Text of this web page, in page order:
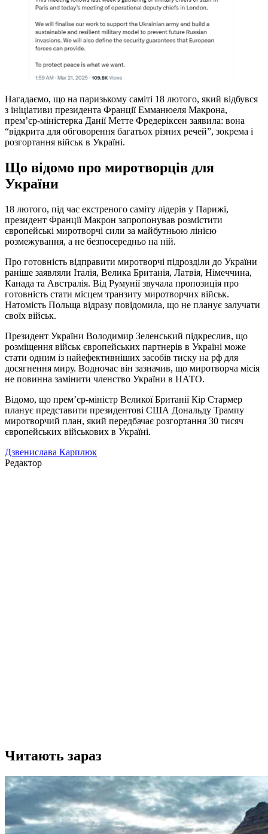
Нагадаємо, що на паризькому саміті 18 лютого, який відбувся
з ініціативи президента Франції Емманюеля Макрона,
прем’єр-міністерка Данії Метте Фредеріксен заявила: вона
“відкрита для обговорення багатьох різних речей”, зокрема і
розгортання військ в Україні.
Що відомо про миротворців для
України
18 лютого, під час екстреного саміту лідерів у Парижі,
президент Франції Макрон запропонував розмістити
європейські миротворчі сили за майбутньою лінією
розмежування, а не безпосередньо на ній.
Про готовність відправити миротворчі підрозділи до України
раніше заявляли Італія, Велика Британія, Латвія, Німеччина,
Канада та Австралія. Від Румунії звучала пропозиція про
готовність стати місцем транзиту миротворчих військ.
Натомість Польща відразу повідомила, що не планує залучати
своїх військ.
Президент України Володимир Зеленський підкреслив, що
розміщення військ європейських партнерів в Україні може
стати одним із найефективніших засобів тиску на рф для
досягнення миру. Водночас він зазначив, що миротворча місія
не повинна замінити членство України в НАТО.
Відомо, що прем’єр-міністр Великої Британії Кір Стармер
планує представити президентові США Дональду Трампу
миротворчий план, який передбачає розгортання 30 тисяч
європейських військових в Україні.
Дзвенислава Карплюк
Редактор
Читають зараз